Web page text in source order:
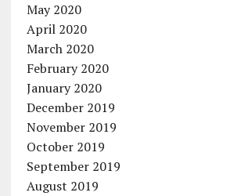
May 2020
April 2020
March 2020
February 2020
January 2020
December 2019
November 2019
October 2019
September 2019
August 2019